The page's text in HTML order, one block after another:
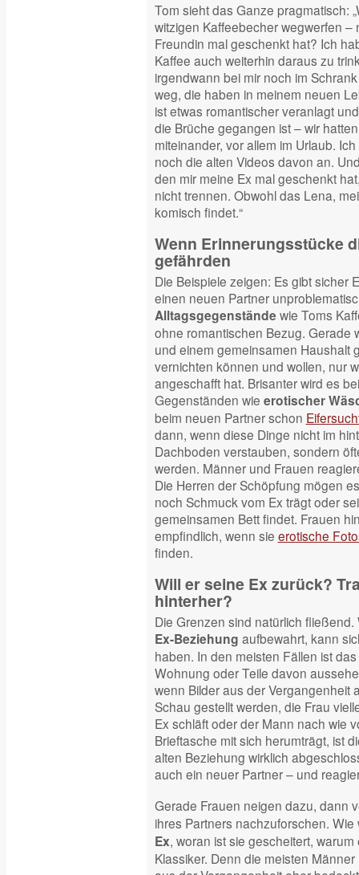
Tom sieht das Ganze pragmatisch:
witzigen Kaffeebecher wegwerfen –
Freundin mal geschenkt hat? Ich
Kaffee auch weiterhin daraus zu
irgendwann bei mir noch im
weg, die haben in meinem neuen
ist etwas romantischer veranlagt
die Brüche gegangen ist – wir
miteinander, vor allem im Urlaub.
noch die alten Videos davon an.
den mir meine Ex mal geschenkt
nicht trennen. Obwohl das Lena,
komisch findet.“
Wenn Erinnerungsstücke
gefährden
Die Beispiele zeigen: Es gibt sicher
einen neuen Partner
Alltagsgegenstände wie Toms
ohne romantischen Bezug. Gerade
und einem gemeinsamen Haushalt
vernichten können und wollen, nur
angeschafft hat. Brisanter wird es
Gegenständen wie erotischer
beim neuen Partner schon
dann, wenn diese Dinge nicht im
Dachboden verstauben, sondern
werden. Männer und Frauen
Die Herren der Schöpfung mögen
noch Schmuck vom Ex trägt oder
gemeinsamen Bett findet. Frauen
empfindlich, wenn sie erotische
finden.
Will er seine Ex zurück?
hinterher?
Die Grenzen sind natürlich
Ex-Beziehung aufbewahrt, kann
haben. In den meisten Fällen ist
Wohnung oder Teile davon
wenn Bilder aus der Vergangenheit
Schau gestellt werden, die Frau
Ex schläft oder der Mann nach wie
Brieftasche mit sich herumträgt, ist
alten Beziehung wirklich
auch ein neuer Partner – und
Gerade Frauen neigen dazu, dann
ihres Partners nachzuforschen.
Ex, woran ist sie gescheitert,
Klassiker. Denn die meisten